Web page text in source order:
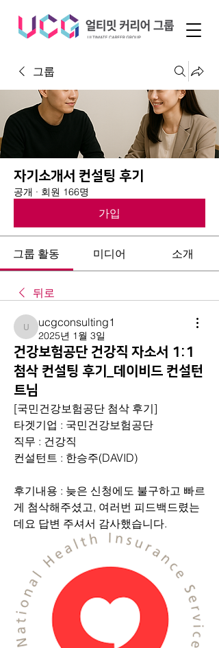
그룹
자기소개서 컨설팅 후기
공개 · 회원 166명
가입
그룹 활동 미디어 소개
뒤로
ucgconsulting1
ucgconsulting1
2025년 1월 3일
건강보험공단 건강직 자소서 1:1
첨삭 컨설팅 후기_데이비드 컨설턴
트님
[국민건강보험공단 첨삭 후기]
타겟기업 : 국민건강보험공단
직무 : 건강직
컨설턴트 : 한승주(DAVID)
후기내용 : 늦은 신청에도 불구하고 빠르
게 첨삭해주셨고, 여러번 피드백드렸는
데요 답변 주셔서 감사했습니다.